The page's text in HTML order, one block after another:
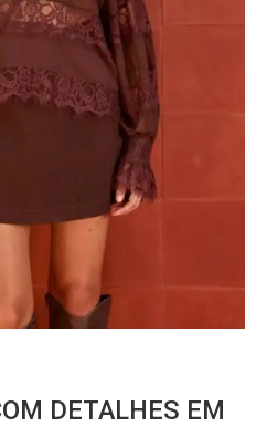
DETALHES EM